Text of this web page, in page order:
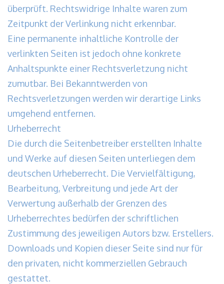
überprüft. Rechtswidrige Inhalte waren zum
Zeitpunkt der Verlinkung nicht erkennbar.
Eine permanente inhaltliche Kontrolle der
verlinkten Seiten ist jedoch ohne konkrete
Anhaltspunkte einer Rechtsverletzung nicht
zumutbar. Bei Bekanntwerden von
Rechtsverletzungen werden wir derartige Links
umgehend entfernen.
Urheberrecht
Die durch die Seitenbetreiber erstellten Inhalte
und Werke auf diesen Seiten unterliegen dem
deutschen Urheberrecht. Die Vervielfältigung,
Bearbeitung, Verbreitung und jede Art der
Verwertung außerhalb der Grenzen des
Urheberrechtes bedürfen der schriftlichen
Zustimmung des jeweiligen Autors bzw. Erstellers.
Downloads und Kopien dieser Seite sind nur für
den privaten, nicht kommerziellen Gebrauch
gestattet.